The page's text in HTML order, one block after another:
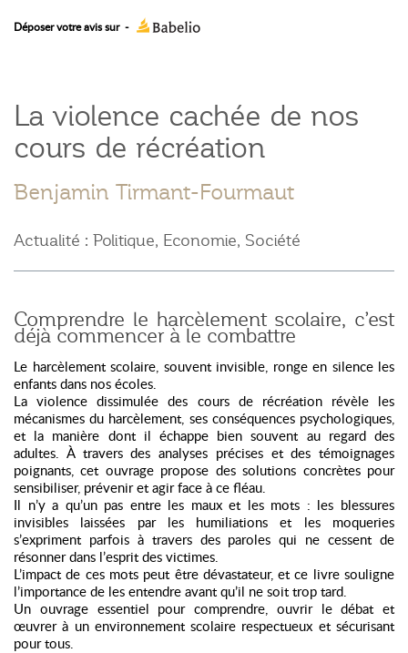
Déposer votre avis sur -
La violence cachée de nos
cours de récréation
Benjamin Tirmant-Fourmaut
Actualité : Politique, Economie, Société
Comprendre le harcèlement scolaire, c’est
déjà commencer à le combattre
Le harcèlement scolaire, souvent invisible, ronge en silence les
enfants dans nos écoles.
La violence dissimulée des cours de récréation révèle les
mécanismes du harcèlement, ses conséquences psychologiques,
et la manière dont il échappe bien souvent au regard des
adultes. À travers des analyses précises et des témoignages
poignants, cet ouvrage propose des solutions concrètes pour
sensibiliser, prévenir et agir face à ce fléau.
Il n’y a qu’un pas entre les maux et les mots : les blessures
invisibles laissées par les humiliations et les moqueries
s’expriment parfois à travers des paroles qui ne cessent de
résonner dans l’esprit des victimes.
L’impact de ces mots peut être dévastateur, et ce livre souligne
l’importance de les entendre avant qu’il ne soit trop tard.
Un ouvrage essentiel pour comprendre, ouvrir le débat et
œuvrer à un environnement scolaire respectueux et sécurisant
pour tous.